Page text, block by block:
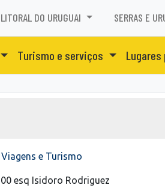
LITORAL DO URUGUAI SERRAS E
Turismo e serviços
e Turismo
esq Isidoro Rodriguez